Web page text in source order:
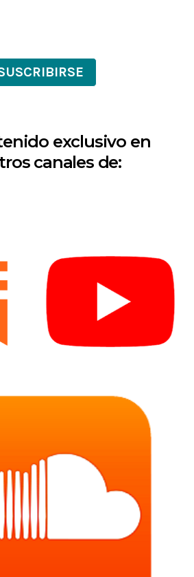
exclusivo en
canales de: